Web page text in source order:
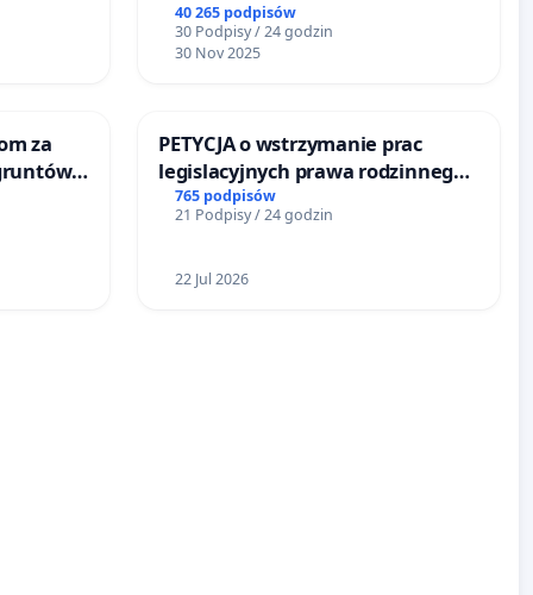
40 265 podpisów
30 Podpisy / 24 godzin
30 Nov 2025
za
PETYCJA o wstrzymanie prac
legislacyjnych prawa rodzinnego
narażających ofiary przemocy
765 podpisów
21 Podpisy / 24 godzin
22 Jul 2026